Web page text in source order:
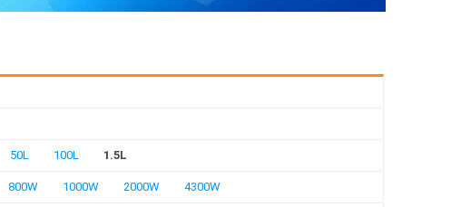
50L 100L 1.5L
800W 1000W 2000W 4300W